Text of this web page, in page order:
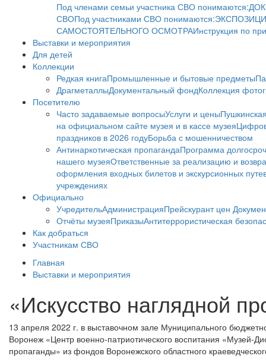
Под членами семьи участника СВО понимаются:
СВОПод участниками СВО понимаются:
САМОСТОЯТЕЛЬНОГО ОСМОТРАИнструкция по
Выставки и мероприятия
Для детей
Коллекции
Редкая книгаПромышленные и бытовые предметы
ДрагметаллыДокументальный фондКоллекция
Посетителю
Часто задаваемые вопросыУслуги и цены
на официальном сайте музея и в кассе музея
праздников в 2026 годуБорьба с мошенничеством
Антинаркотическая пропагандаПрограмма
нашего музеяОтветственные за реализацию и
оформления входных билетов и экскурсионных
учреждениях
Официально
УчредительАдминистрацияПрейскурант цен
Отчёты музеяПриказыАнтитеррористическая
Как добраться
Участникам СВО
Главная
Выставки и мероприятия
«Искусство наглядной
13 апреля 2022 г. в выставочном зале Муниципального
Воронеж «Центр военно-патриотического воспитания «Музей-
пропаганды» из фондов Воронежского областного